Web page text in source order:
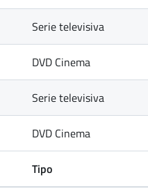
Tipo
Serie televisiva
DVD Cinema
Serie televisiva
DVD Cinema